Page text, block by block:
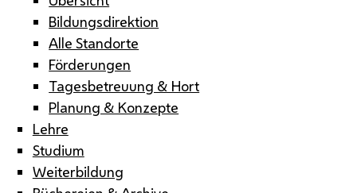
Bildungsdirektion
Alle Standorte
Förderungen
Tagesbetreuung & Hort
Planung & Konzepte
Lehre
Studium
Weiterbildung